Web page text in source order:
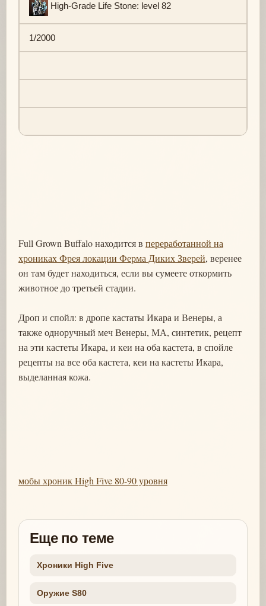
High-Grade Life Stone: level 82
1/2000
Full Grown Buffalo находится в переработанной на
хрониках Фрея локации Ферма Диких Зверей, веренее
он там будет находиться, если вы сумеете откормить
животное до третьей стадии.
Дроп и спойл: в дропе кастаты Икара и Венеры, а
также одноручный меч Венеры, МА, синтетик, рецепт
на эти кастеты Икара, и кеи на оба кастета, в спойле
рецепты на все оба кастета, кеи на кастеты Икара,
выделанная кожа.
мобы хроник High Five 80-90 уровня
Еще по теме
Хроники High Five
Оружие S80